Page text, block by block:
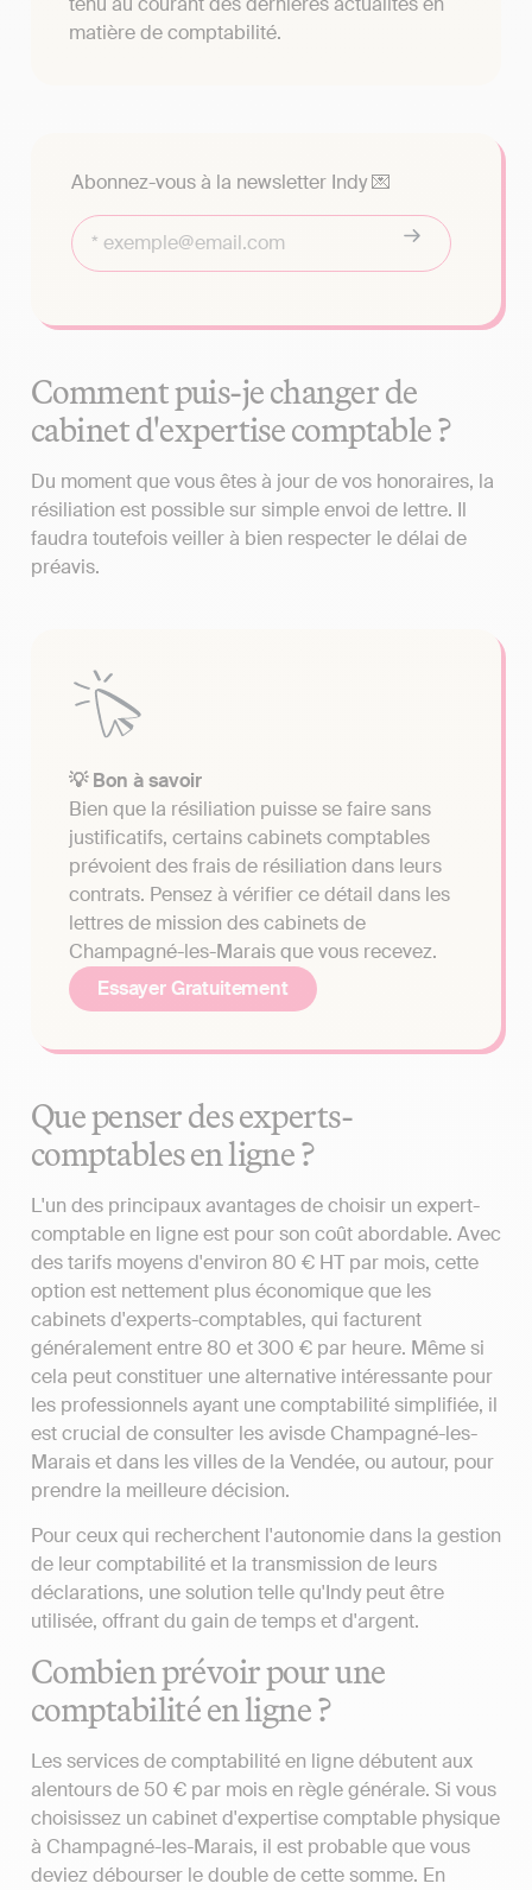
matière de comptabilité.
Abonnez-vous à la newsletter Indy 💌
Comment puis-je changer de
cabinet d'expertise comptable ?
Du moment que vous êtes à jour de vos honoraires, la
résiliation est possible sur simple envoi de lettre. Il
faudra toutefois veiller à bien respecter le délai de
préavis.
💡 Bon à savoir
Bien que la résiliation puisse se faire sans
justificatifs, certains cabinets comptables
prévoient des frais de résiliation dans leurs
contrats. Pensez à vérifier ce détail dans les
lettres de mission des cabinets de
Champagné-les-Marais que vous recevez.
Essayer Gratuitement
Que penser des experts-
comptables en ligne ?
L'un des principaux avantages de choisir un expert-
comptable en ligne est pour son coût abordable. Avec
des tarifs moyens d'environ 80 € HT par mois, cette
option est nettement plus économique que les
cabinets d'experts-comptables, qui facturent
généralement entre 80 et 300 € par heure. Même si
cela peut constituer une alternative intéressante pour
les professionnels ayant une comptabilité simplifiée, il
est crucial de consulter les avisde Champagné-les-
Marais et dans les villes de la Vendée, ou autour, pour
prendre la meilleure décision.
Pour ceux qui recherchent l'autonomie dans la gestion
de leur comptabilité et la transmission de leurs
déclarations, une solution telle qu'Indy peut être
utilisée, offrant du gain de temps et d'argent.
Combien prévoir pour une
comptabilité en ligne ?
Les services de comptabilité en ligne débutent aux
alentours de 50 € par mois en règle générale. Si vous
choisissez un cabinet d'expertise comptable physique
à Champagné-les-Marais, il est probable que vous
deviez débourser le double de cette somme. En